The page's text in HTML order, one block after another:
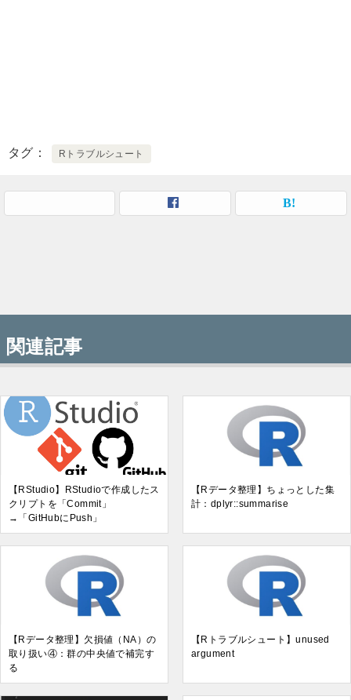
タグ Rトラブルシュート
関連記事
【RStudio】RStudioで作成したス
クリプトを「Commit」
→「GitHubにPush」
【Rデータ整理】ちょっとした集
計：dplyr::summarise
【Rデータ整理】欠損値（NA）の
取り扱い④：群の中央値で補完す
る
【Rトラブルシュート】unused
argument